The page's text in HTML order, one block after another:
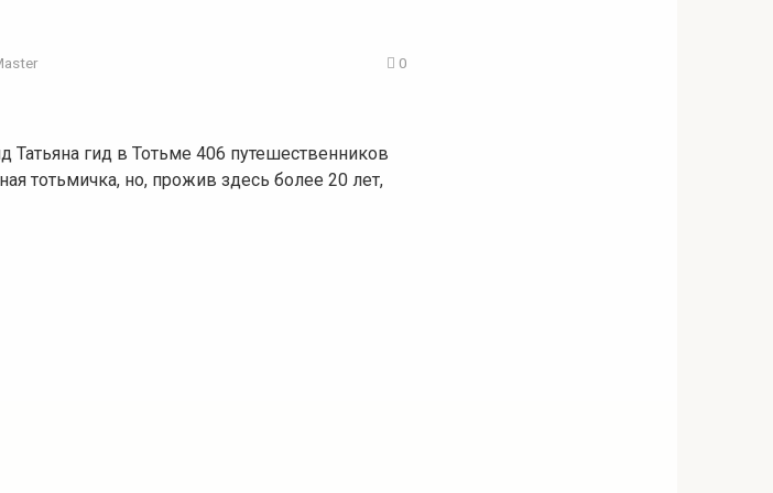
0
гид в Тотьме 406 путешественников
тотьмичка, но, прожив здесь более 20 лет,